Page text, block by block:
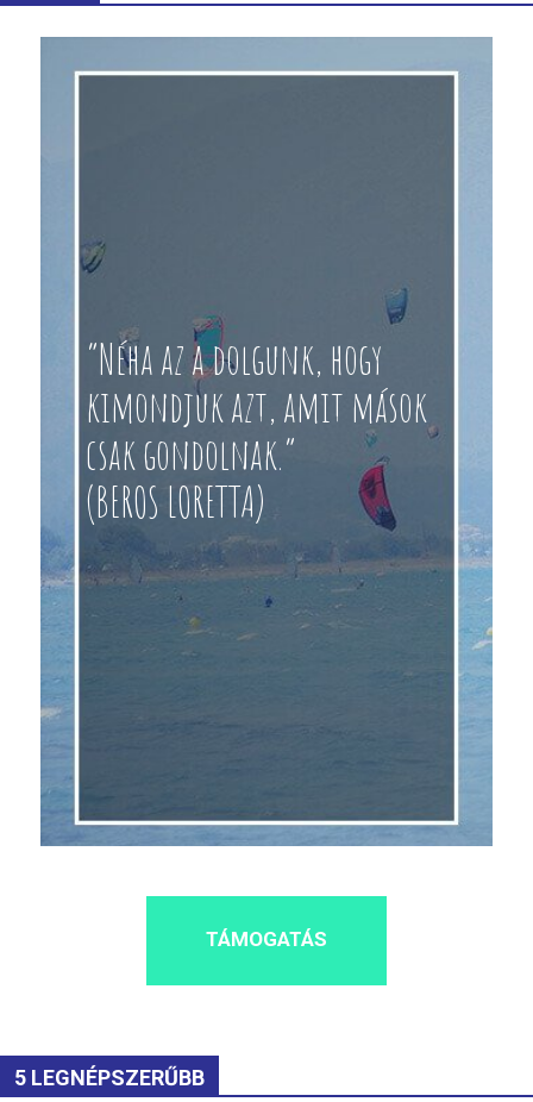
“Néha az a dolgunk, hogy
kimondjuk azt, amit mások
csak gondolnak.”
(BEROS LORETTA)
TÁMOGATÁS
5 LEGNÉPSZERŰBB